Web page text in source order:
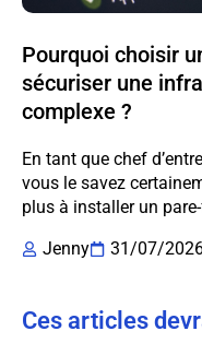
Pourquoi choisir
sécuriser une
complexe ?
En tant que chef
vous le savez
plus à installer un
Jenny
31/07/
Ces articles